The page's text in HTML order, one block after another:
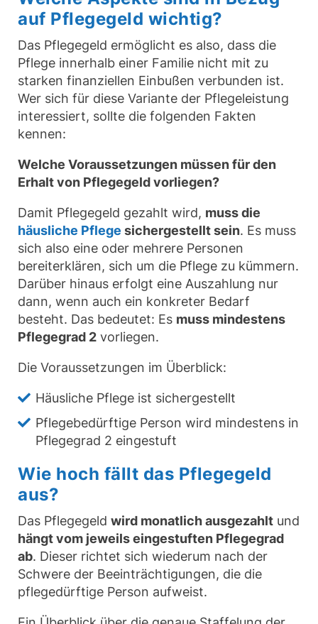
auf Pflegegeld wichtig?
Das Pflegegeld ermöglicht es also, dass die
Pflege innerhalb einer Familie nicht mit zu
starken finanziellen Einbußen verbunden ist.
Wer sich für diese Variante der Pflegeleistung
interessiert, sollte die folgenden Fakten
kennen:
Welche Voraussetzungen müssen für den
Erhalt von Pflegegeld vorliegen?
Damit Pflegegeld gezahlt wird, muss die
häusliche Pflege sichergestellt sein. Es muss
sich also eine oder mehrere Personen
bereiterklären, sich um die Pflege zu kümmern.
Darüber hinaus erfolgt eine Auszahlung nur
dann, wenn auch ein konkreter Bedarf
besteht. Das bedeutet: Es muss mindestens
Pflegegrad 2 vorliegen.
Die Voraussetzungen im Überblick:
Häusliche Pflege ist sichergestellt
Pflegebedürftige Person wird mindestens in
Pflegegrad 2 eingestuft
Wie hoch fällt das Pflegegeld
aus?
Das Pflegegeld wird monatlich ausgezahlt und
hängt vom jeweils eingestuften Pflegegrad
ab. Dieser richtet sich wiederum nach der
Schwere der Beeinträchtigungen, die die
pflegedürftige Person aufweist.